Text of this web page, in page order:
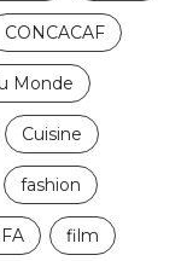
CONCACAF
Monde
Cuisine
fashion
film